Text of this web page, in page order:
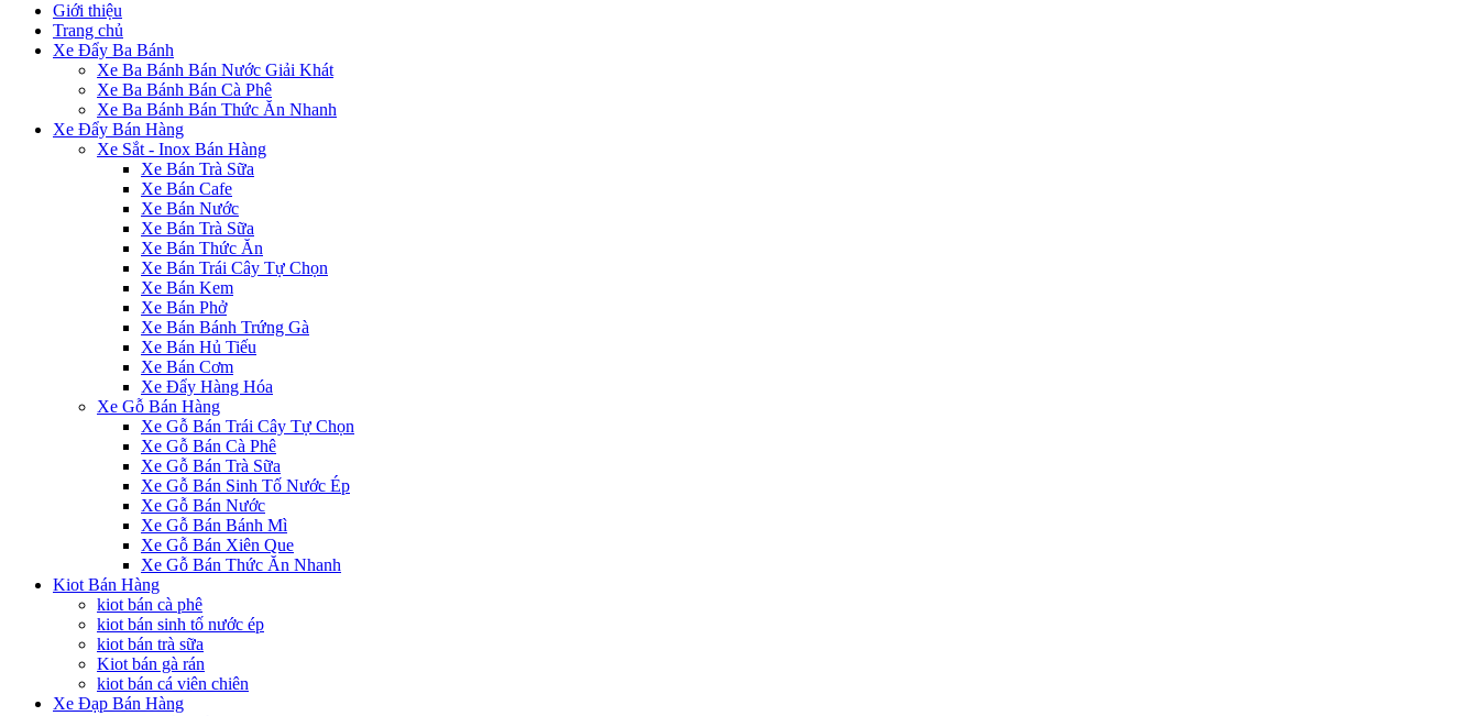
Giới thiệu
Trang chủ
Xe Đẩy Ba Bánh
Xe Ba Bánh Bán Nước Giải Khát
Xe Ba Bánh Bán Cà Phê
Xe Ba Bánh Bán Thức Ăn Nhanh
Xe Đẩy Bán Hàng
Xe Sắt - Inox Bán Hàng
Xe Bán Trà Sữa
Xe Bán Cafe
Xe Bán Nước
Xe Bán Trà Sữa
Xe Bán Thức Ăn
Xe Bán Trái Cây Tự Chọn
Xe Bán Kem
Xe Bán Phở
Xe Bán Bánh Trứng Gà
Xe Bán Hủ Tiếu
Xe Bán Cơm
Xe Đẩy Hàng Hóa
Xe Gỗ Bán Hàng
Xe Gỗ Bán Trái Cây Tự Chọn
Xe Gỗ Bán Cà Phê
Xe Gỗ Bán Trà Sữa
Xe Gỗ Bán Sinh Tố Nước Ép
Xe Gỗ Bán Nước
Xe Gỗ Bán Bánh Mì
Xe Gỗ Bán Xiên Que
Xe Gỗ Bán Thức Ăn Nhanh
Kiot Bán Hàng
kiot bán cà phê
kiot bán sinh tố nước ép
kiot bán trà sữa
Kiot bán gà rán
kiot bán cá viên chiên
Xe Đạp Bán Hàng